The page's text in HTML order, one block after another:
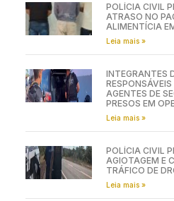
POLÍCIA CIVIL
ATRASO NO
ALIMENTÍCIA
Leia mais »
INTEGRANTES
AGENTES DE
PRESOS EM
Leia mais »
POLÍCIA CIVIL
AGIOTAGEM E
TRÁFICO DE
Leia mais »